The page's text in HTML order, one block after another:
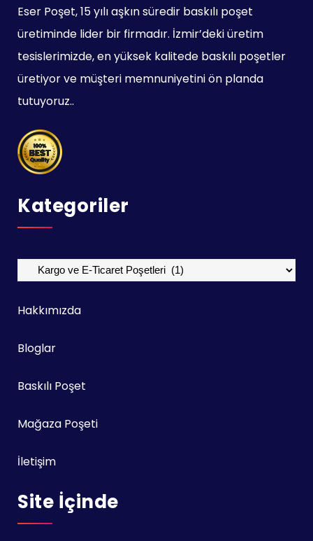
Eser Poşet, 15 yılı aşkın süredir baskılı poşet
üretiminde lider bir firmadır. İzmir’deki üretim
tesislerimizde, en yüksek kalitede baskılı poşetler
üretiyor ve müşteri memnuniyetini ön planda
tutuyoruz..
Kategoriler
Kategoriler
Hakkımızda
Bloglar
Baskılı Poşet
Mağaza Poşeti
İletişim
Site İçinde